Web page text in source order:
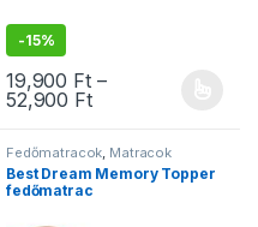
Ft - 284,000 Ft
van. A változatok a
-15%
19,900 Ft –
52,900 FtÁrtartomány:
Ennek a terméknek több
Fedőmatracok Matracok
Best Dream Memory Topper
fedőmatrac